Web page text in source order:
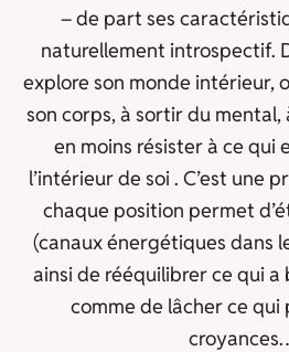
– de part ses
naturellement introspectif.
explore son monde intérieur,
son corps, à sortir du mental,
en moins résister à ce qui
l’intérieur de soi . C’est une
chaque position permet
(canaux énergétiques dans
ainsi de rééquilibrer ce qui a
comme de lâcher ce qui